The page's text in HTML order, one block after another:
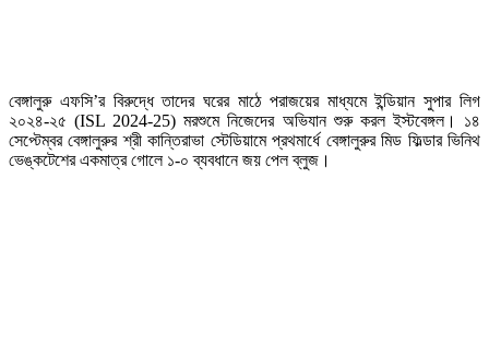
বেঙ্গালুরু এফসি’র বিরুদ্ধে তাদের ঘরের মাঠে পরাজয়ের মাধ্যমে ইন্ডিয়ান সুপার লিগ
২০২৪-২৫ (ISL 2024-25) মরশুমে নিজেদের অভিযান শুরু করল ইস্টবেঙ্গল। ১৪
সেপ্টেম্বর বেঙ্গালুরুর শ্রী কান্তিরাভা স্টেডিয়ামে প্রথমার্ধে বেঙ্গালুরুর মিড ফিল্ডার ভিনিথ
ভেঙ্কটেশের একমাত্র গোলে ১-০ ব্যবধানে জয় পেল ব্লুজ।